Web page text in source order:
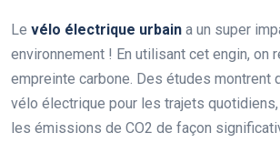
Le vélo électrique urbain a un super
environnement ! En utilisant cet engin, on
empreinte carbone. Des études montrent
vélo électrique pour les trajets
les émissions de CO2 de façon